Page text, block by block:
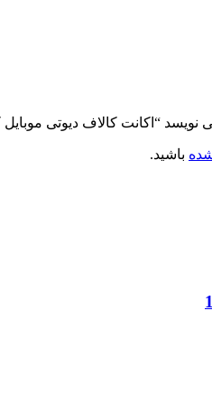
“اکانت کالاف دیوتی موبایل کد
باشید.